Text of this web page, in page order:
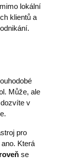
lokální
klientů a
Může, ale
v
pro
Která
se